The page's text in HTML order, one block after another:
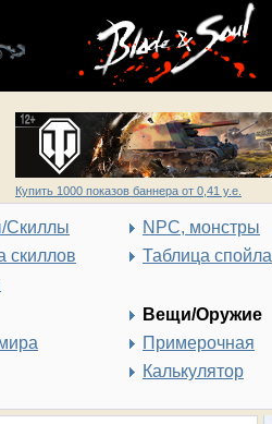
Купить 1000 показов баннера от 0,41 у.е.
Скиллы
скиллов
NPC, монстры
Таблица спойла
Вещи/Оружие
Примерочная
Калькулятор